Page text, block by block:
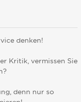
denken!
Kritik, vermissen Sie
denn nur so